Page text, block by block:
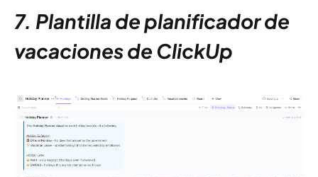
7. Plantilla de planificador de
vacaciones de ClickUp